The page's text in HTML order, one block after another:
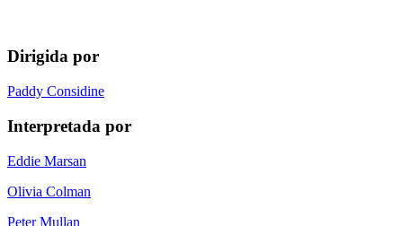
Dirigida por
Paddy Considine
Interpretada por
Eddie Marsan
Olivia Colman
Peter Mullan